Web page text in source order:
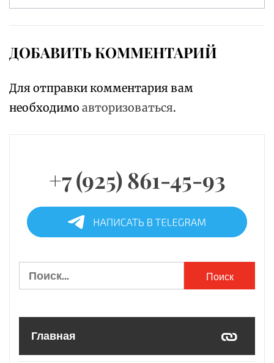
ДОБАВИТЬ КОММЕНТАРИЙ
Для отправки комментария вам
необходимо авторизоваться.
+7 (925) 861-45-93
Найти:
Главная